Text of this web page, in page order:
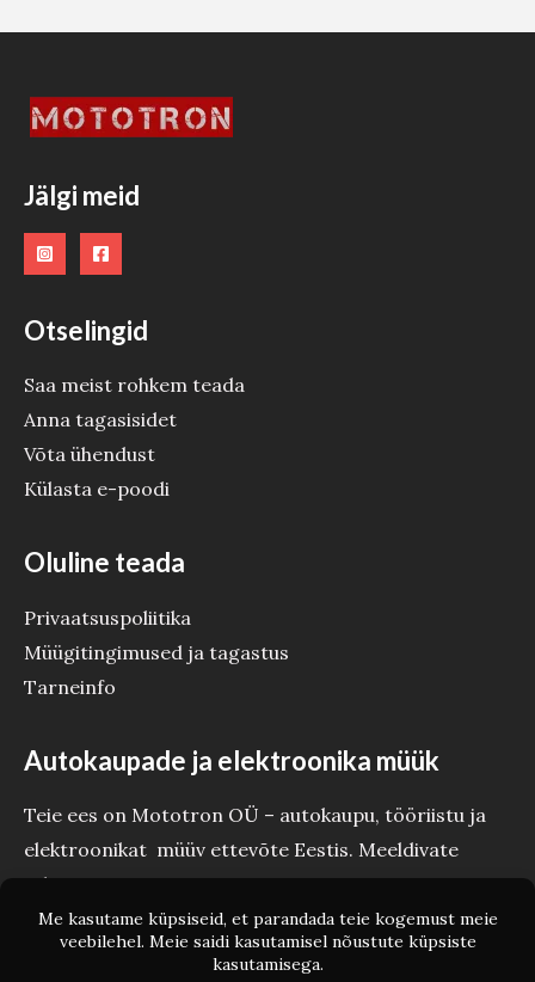
Jälgi meid
Otselingid
Saa meist rohkem teada
Anna tagasisidet
Võta ühendust
Külasta e-poodi
Oluline teada
Privaatsuspoliitika
Müügitingimused ja tagastus
Tarneinfo
Autokaupade ja elektroonika müük
Teie ees on Mototron OÜ – autokaupu, tööriistu ja
elektroonikat müüv ettevõte Eestis. Meeldivate
tehinguteni Teie Mototron!